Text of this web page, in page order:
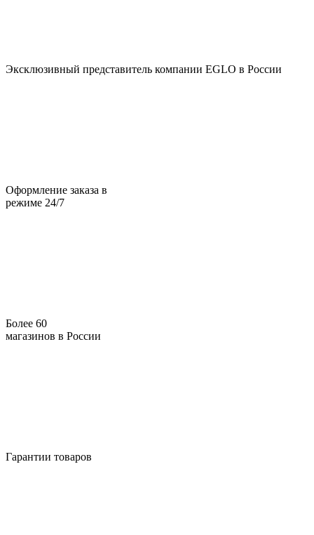
Эксклюзивный представитель компании EGLO в России
Оформление заказа в
режиме 24/7
Более 60
магазинов в России
Гарантии товаров